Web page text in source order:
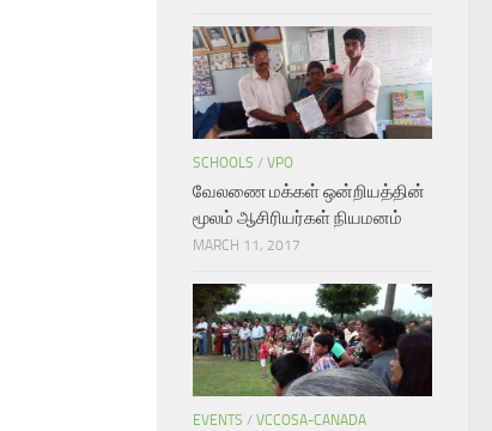
SCHOOLS / VPO
வேலணை மக்கள் ஒன்றியத்தின்
மூலம் ஆசிரியர்கள் நியமனம்
MARCH 11, 2017
EVENTS / VCCOSA-CANADA